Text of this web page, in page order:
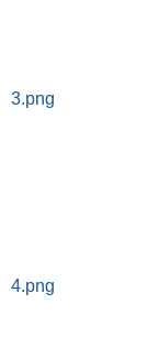
3.png
4.png